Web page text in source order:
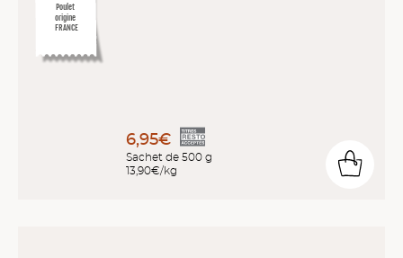
Poulet
origine
FRANCE
6,95€
Sachet de 500 g
13,90€/kg